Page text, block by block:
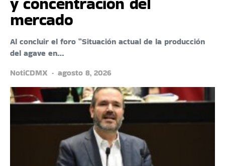
mercado
Al concluir el foro “Situación actual de la producción
del agave en…
NotiCDMX
agosto 8, 2026